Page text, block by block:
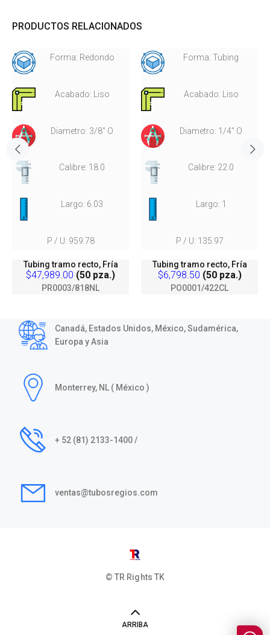
PRODUCTOS RELACIONADOS
Forma: Redondo
Acabado: Liso
Diametro: 3/8" O
Calibre: 18.0
Largo: 6.03
P / U: 959.78
Tubing tramo recto, Fría
$47,989.00 (50 pza.)
PR0003/818NL
Forma: Tubing
Acabado: Liso
Diametro: 1/4" O
Calibre: 22.0
Largo: 1
P / U: 135.97
Tubing tramo recto, Fría
$6,798.50 (50 pza.)
PO0001/422CL
Canadá, Estados Unidos, México, Sudamérica,
Europa y Asia
Monterrey, NL ( México )
+ 52 (81) 2133-1400 /
ventas@tubosregios.com
© TR RightsTK
ARRIBA